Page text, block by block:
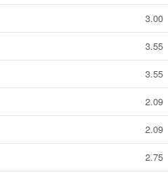
3.00
3.55
3.55
2.09
2.09
2.75